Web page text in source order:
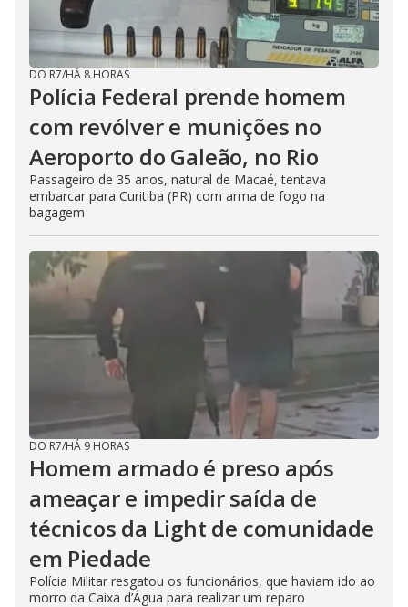
DO R7/HÁ 8 HORAS
Polícia Federal prende homem
com revólver e munições no
Aeroporto do Galeão, no Rio
Passageiro de 35 anos, natural de Macaé, tentava
embarcar para Curitiba (PR) com arma de fogo na
bagagem
DO R7/HÁ 9 HORAS
Homem armado é preso após
ameaçar e impedir saída de
técnicos da Light de comunidade
em Piedade
Polícia Militar resgatou os funcionários, que haviam ido ao
morro da Caixa d’Água para realizar um reparo